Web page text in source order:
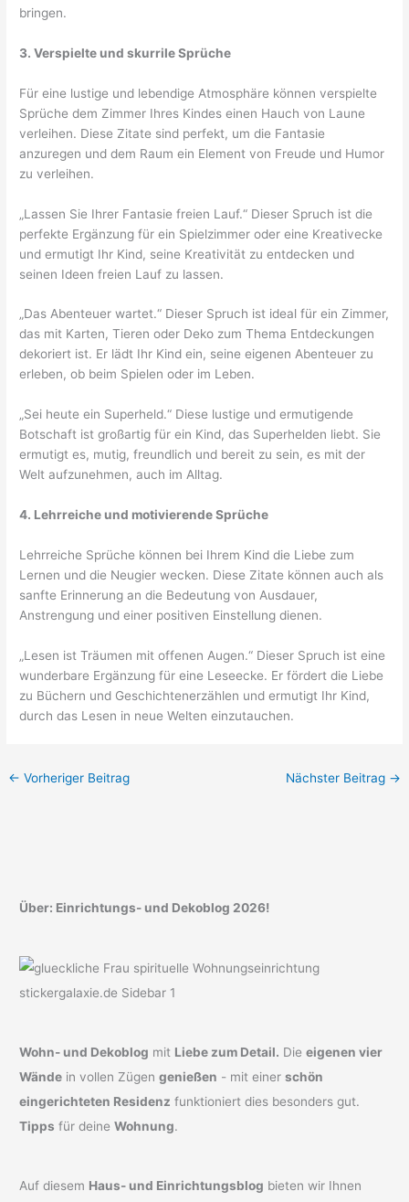
bringen.
3. Verspielte und skurrile Sprüche
Für eine lustige und lebendige Atmosphäre können verspielte
Sprüche dem Zimmer Ihres Kindes einen Hauch von Laune
verleihen. Diese Zitate sind perfekt, um die Fantasie
anzuregen und dem Raum ein Element von Freude und Humor
zu verleihen.
„Lassen Sie Ihrer Fantasie freien Lauf.“ Dieser Spruch ist die
perfekte Ergänzung für ein Spielzimmer oder eine Kreativecke
und ermutigt Ihr Kind, seine Kreativität zu entdecken und
seinen Ideen freien Lauf zu lassen.
„Das Abenteuer wartet.“ Dieser Spruch ist ideal für ein Zimmer,
das mit Karten, Tieren oder Deko zum Thema Entdeckungen
dekoriert ist. Er lädt Ihr Kind ein, seine eigenen Abenteuer zu
erleben, ob beim Spielen oder im Leben.
„Sei heute ein Superheld.“ Diese lustige und ermutigende
Botschaft ist großartig für ein Kind, das Superhelden liebt. Sie
ermutigt es, mutig, freundlich und bereit zu sein, es mit der
Welt aufzunehmen, auch im Alltag.
4. Lehrreiche und motivierende Sprüche
Lehrreiche Sprüche können bei Ihrem Kind die Liebe zum
Lernen und die Neugier wecken. Diese Zitate können auch als
sanfte Erinnerung an die Bedeutung von Ausdauer,
Anstrengung und einer positiven Einstellung dienen.
„Lesen ist Träumen mit offenen Augen.“ Dieser Spruch ist eine
wunderbare Ergänzung für eine Leseecke. Er fördert die Liebe
zu Büchern und Geschichtenerzählen und ermutigt Ihr Kind,
durch das Lesen in neue Welten einzutauchen.
← Vorheriger Beitrag Nächster Beitrag →
Über: Einrichtungs- und Dekoblog 2026!
Wohn- und Dekoblog mit Liebe zum Detail. Dieeigenen vier
Wände in vollen Zügengenießen - mit einerschön
eingerichteten Residenz funktioniert dies besonders gut.
Tipps für deineWohnung.
Auf diesem Haus- und Einrichtungsblog bieten wir Ihnen